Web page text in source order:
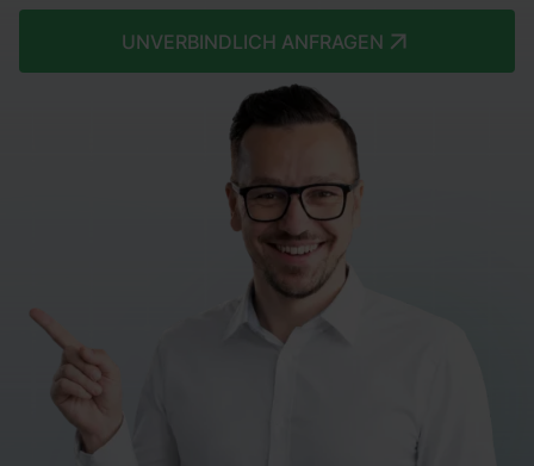
UNVERBINDLICH ANFRAGEN